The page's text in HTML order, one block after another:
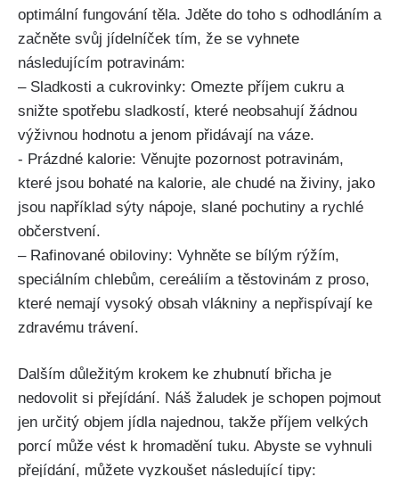
optimální fungování těla.⁢ Jděte ⁤do toho s odhodláním a
začněte svůj ​jídelníček tím, že se vyhnete
následujícím potravinám:
– Sladkosti a cukrovinky: Omezte​ příjem cukru a
snižte spotřebu sladkostí, které neobsahují žádnou⁤
výživnou hodnotu a ⁣jenom přidávají ​na váze.
-⁣ Prázdné⁣ kalorie: ​Věnujte pozornost potravinám,
které ‍jsou bohaté​ na ⁣kalorie, ale chudé na ​živiny, jako
jsou například sýty nápoje, slané pochutiny a rychlé
občerstvení.
– Rafinované ⁢obiloviny: Vyhněte se ‍bílým rýžím,
speciálním‍ chlebům, ‌cereáliím a těstovinám z⁣ proso,
které nemají vysoký obsah vlákniny a nepřispívají‍ ke
zdravému trávení.
Dalším důležitým krokem ke zhubnutí břicha je
nedovolit si přejídání.⁣ Náš‍ žaludek je schopen pojmout
jen určitý objem jídla najednou, takže příjem velkých
porcí⁣ může vést‌ k hromadění tuku. Abyste se vyhnuli
přejídání, můžete⁤ vyzkoušet následující⁣ tipy: